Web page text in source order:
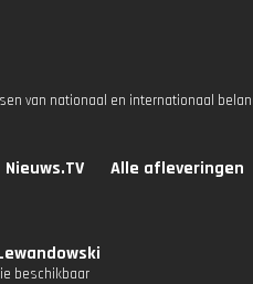
van nationaal en internationaal
Nieuws.TV Alle afleveringen
beschikbaar